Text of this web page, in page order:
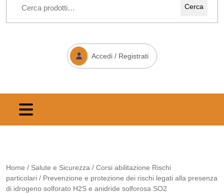
Cerca
Accedi / Registrati
Home / Salute e Sicurezza / Corsi abilitazione Rischi
particolari / Prevenzione e protezione dei rischi legati alla presenza
di idrogeno solforato H2S e anidride solforosa SO2